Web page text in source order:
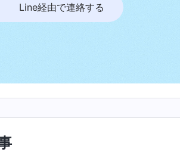
Line経由で連絡する